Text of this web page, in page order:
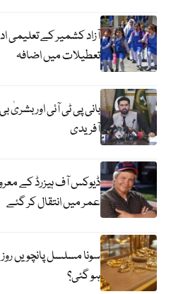
آزاد کشمیر کے تعلیمی
تعطیلات میں اضافہ
بانی پی ٹی آئی اور
آفریدی
عمر میں انتقال کر گئے
سونا مسلسل پانچویں
ہو گئی؟